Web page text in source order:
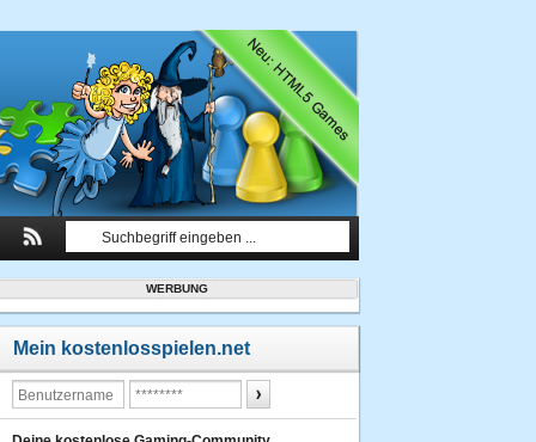
WERBUNG
Mein kostenlosspielen.net